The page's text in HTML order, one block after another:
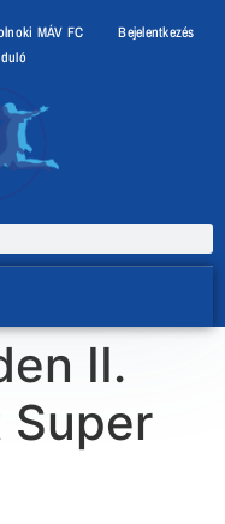
MÁV FC
Bejelentkezés
II.
Super